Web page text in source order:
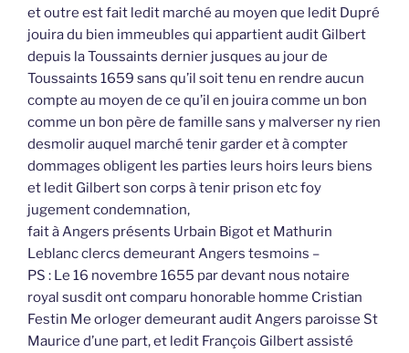
et outre est fait ledit marché au moyen que ledit Dupré
jouira du bien immeubles qui appartient audit Gilbert
depuis la Toussaints dernier jusques au jour de
Toussaints 1659 sans qu’il soit tenu en rendre aucun
compte au moyen de ce qu’il en jouira comme un bon
comme un bon père de famille sans y malverser ny rien
desmolir auquel marché tenir garder et à compter
dommages obligent les parties leurs hoirs leurs biens
et ledit Gilbert son corps à tenir prison etc foy
jugement condemnation,
fait à Angers présents Urbain Bigot et Mathurin
Leblanc clercs demeurant Angers tesmoins –
PS : Le 16 novembre 1655 par devant nous notaire
royal susdit ont comparu honorable homme Cristian
Festin Me orloger demeurant audit Angers paroisse St
Maurice d’une part, et ledit François Gilbert assisté